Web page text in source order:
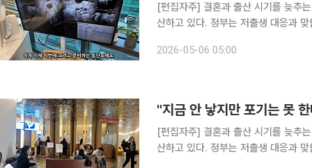
[편집자주] 결혼과 출산 시기를 늦추
산하고 있다. 정부는 저출생 대응과
마저 제한적이다. 본지는 30대 미혼
2026-05-06 05:00
[편집자주] 결혼과 출산 시기를 늦추
산하고 있다. 정부는 저출생 대응과